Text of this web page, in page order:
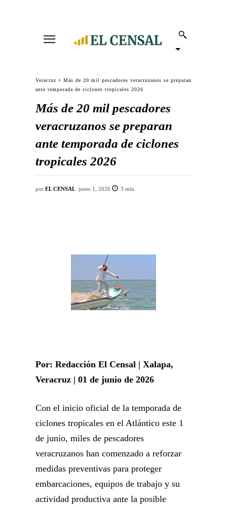
Veracruz
Más de 20 mil pescadores veracruzanos se preparan
ante temporada de ciclones tropicales 2026
Más de 20 mil pescadores
veracruzanos se preparan
ante temporada de ciclones
tropicales 2026
por EL CENSAL junio 1, 2026 3 min.
Por: Redacción El Censal | Xalapa,
Veracruz | 01 de junio de 2026
Con el inicio oficial de la temporada de
ciclones tropicales en el Atlántico este 1
de junio, miles de pescadores
veracruzanos han comenzado a reforzar
medidas preventivas para proteger
embarcaciones, equipos de trabajo y su
actividad productiva ante la posible